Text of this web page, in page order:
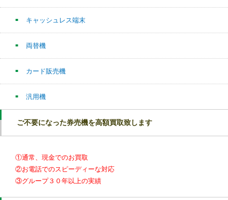
キャッシュレス端末
両替機
カード販売機
汎用機
ご不要になった券売機を高額買取致します
①通常、現金でのお買取
②お電話でのスピーディーな対応
③グループ３０年以上の実績